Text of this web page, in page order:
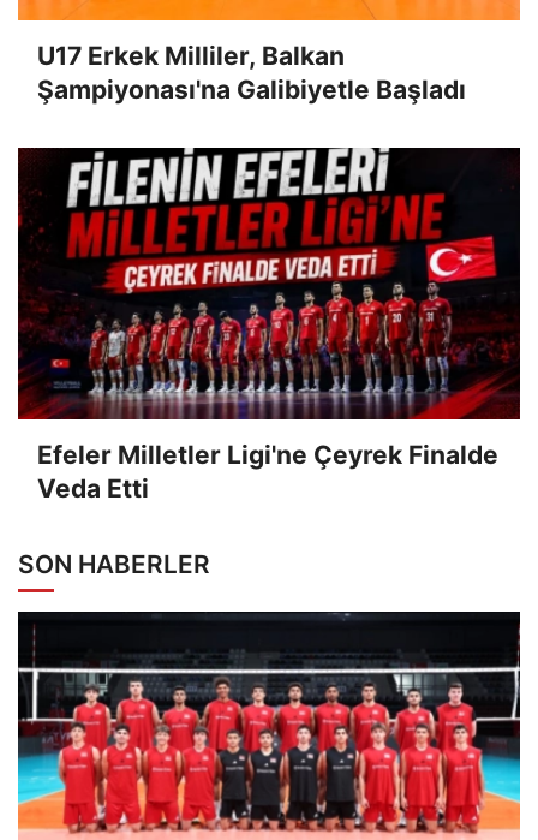
U17 Erkek Milliler, Balkan
Şampiyonası'na Galibiyetle Başladı
Efeler Milletler Ligi'ne Çeyrek Finalde
Veda Etti
SON HABERLER